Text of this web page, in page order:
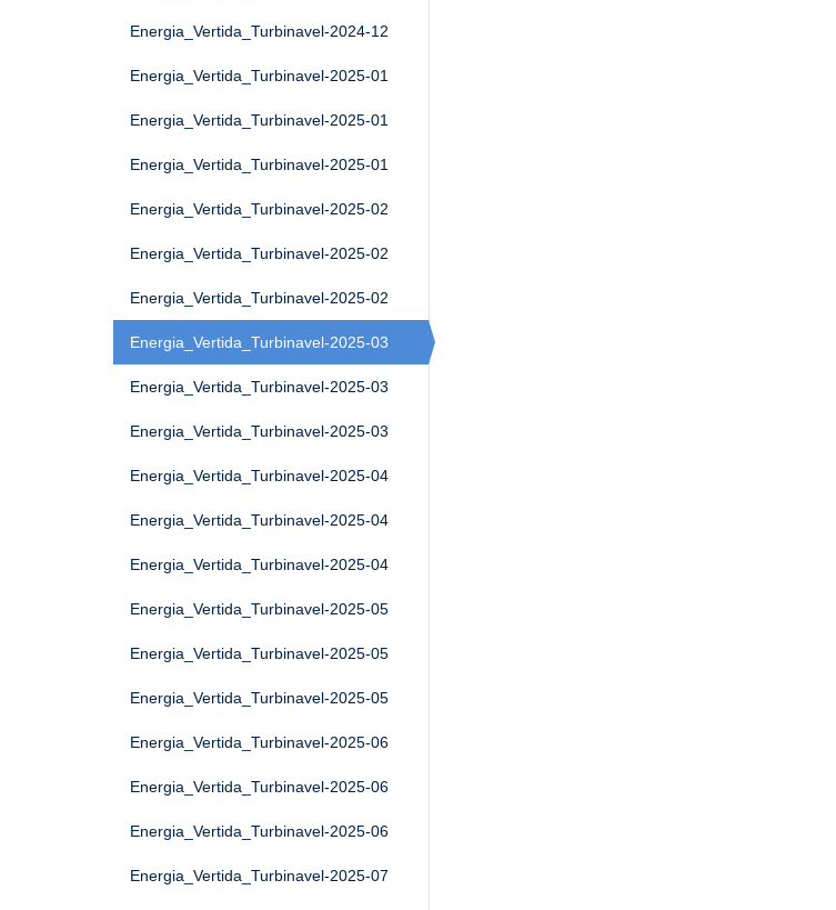
Energia_Vertida_Turbinavel-2024-12
Energia_Vertida_Turbinavel-2025-01
Energia_Vertida_Turbinavel-2025-01
Energia_Vertida_Turbinavel-2025-01
Energia_Vertida_Turbinavel-2025-02
Energia_Vertida_Turbinavel-2025-02
Energia_Vertida_Turbinavel-2025-02
Energia_Vertida_Turbinavel-2025-03
Energia_Vertida_Turbinavel-2025-03
Energia_Vertida_Turbinavel-2025-03
Energia_Vertida_Turbinavel-2025-04
Energia_Vertida_Turbinavel-2025-04
Energia_Vertida_Turbinavel-2025-04
Energia_Vertida_Turbinavel-2025-05
Energia_Vertida_Turbinavel-2025-05
Energia_Vertida_Turbinavel-2025-05
Energia_Vertida_Turbinavel-2025-06
Energia_Vertida_Turbinavel-2025-06
Energia_Vertida_Turbinavel-2025-06
Energia_Vertida_Turbinavel-2025-07